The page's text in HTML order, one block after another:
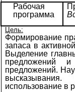
Рабочая
программа
Цель:
Формирование
запаса в
Выделение
предложений
предложений.
высказывания.
использование в